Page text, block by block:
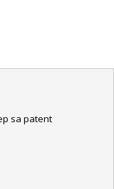
sa patent